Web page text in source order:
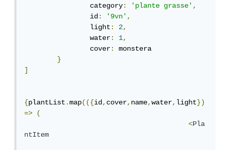
		category
: 'plante grasse',
		id
: '9vn',
		light
: 2,
		water
: 1,
		cover
:
monstera
}
]
{plantList.map(({id,cover,name,water,light})
=>
(
<Pla
ntItem